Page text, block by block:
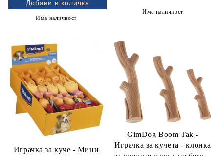
Има наличност
Има наличност
Играчка за куче - Мини
GimDog Boom Tak -
Играчка за кучета - клонка